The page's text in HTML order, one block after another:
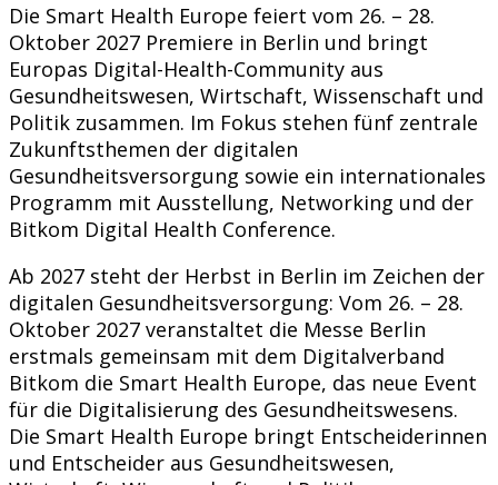
Die Smart Health Europe feiert vom 26. – 28.
Oktober 2027 Premiere in Berlin und bringt
Europas Digital-Health-Community aus
Gesundheitswesen, Wirtschaft, Wissenschaft und
Politik zusammen. Im Fokus stehen fünf zentrale
Zukunftsthemen der digitalen
Gesundheitsversorgung sowie ein internationales
Programm mit Ausstellung, Networking und der
Bitkom Digital Health Conference.
Ab 2027 steht der Herbst in Berlin im Zeichen der
digitalen Gesundheitsversorgung: Vom 26. – 28.
Oktober 2027 veranstaltet die Messe Berlin
erstmals gemeinsam mit dem Digitalverband
Bitkom die Smart Health Europe, das neue Event
für die Digitalisierung des Gesundheitswesens.
Die Smart Health Europe bringt Entscheiderinnen
und Entscheider aus Gesundheitswesen,